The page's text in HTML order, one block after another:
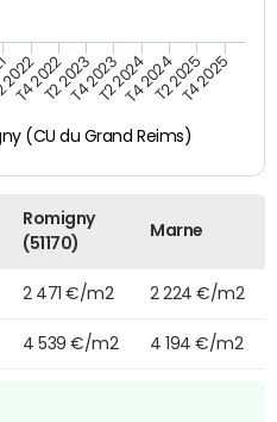
(CU du Grand Reims)
T4 2022T2 2023T4 2023T2 2024T4 2024T2 2025T4 2025
Romigny
(51170)
Marne
2 471 €/m2 2 224 €/m2
4 539 €/m2 4 194 €/m2